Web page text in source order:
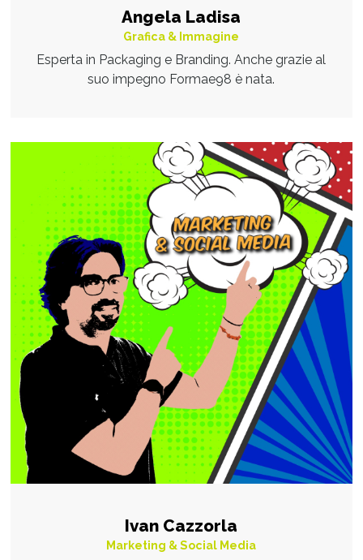
Angela Ladisa
Grafica & Immagine
Esperta in Packaging e Branding. Anche grazie al
suo impegno Formae98 è nata.
Ivan Cazzorla
Marketing & Social Media